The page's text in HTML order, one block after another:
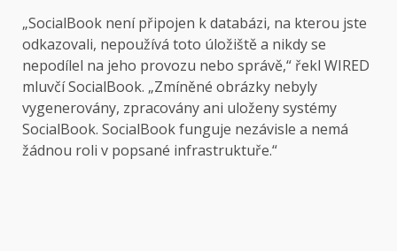
„SocialBook není připojen k databázi, na kterou jste
odkazovali, nepoužívá toto úložiště a nikdy se
nepodílel na jeho provozu nebo správě,“ řekl WIRED
mluvčí SocialBook. „Zmíněné obrázky nebyly
vygenerovány, zpracovány ani uloženy systémy
SocialBook. SocialBook funguje nezávisle a nemá
žádnou roli v popsané infrastruktuře.“